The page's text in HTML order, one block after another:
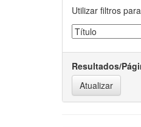
Utilizar filtros
Resultados/